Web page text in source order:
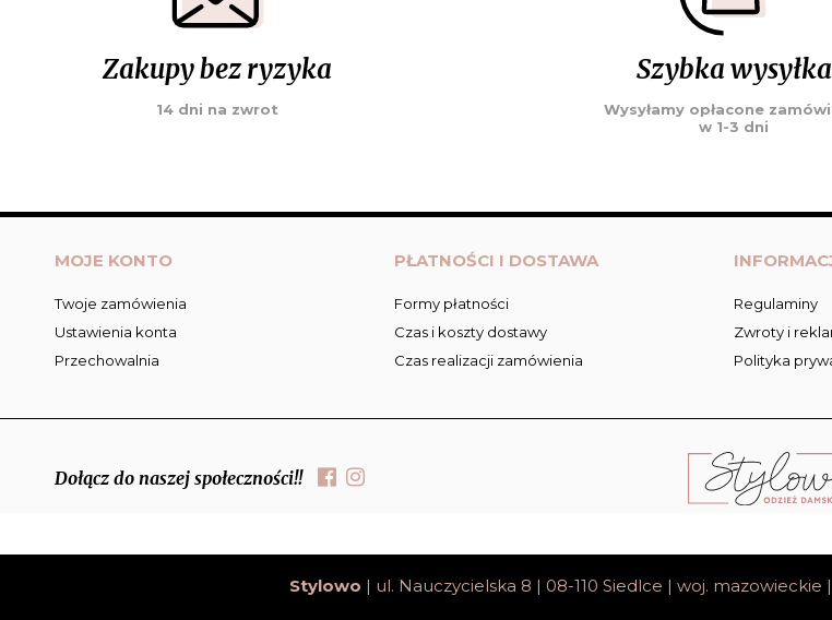
Zakupy bez ryzyka
14 dni na zwrot
Szybka wysyłka
Wysyłamy opłacone
w 1-3 dni
MOJE KONTO
Twoje zamówienia
Ustawienia konta
Przechowalnia
PŁATNOŚCI I DOSTAWA
Formy płatności
Czas i koszty dostawy
Czas realizacji zamówienia
Regulaminy
Zwroty i
Polityka
Dołącz do naszej społeczności!!
Stylowo | ul. Nauczycielska 8 | 08-110 Siedlce | woj. mazowieckie